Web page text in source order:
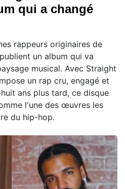
qui a changé
rappeurs originaires de
un album qui va
musical. Avec Straight
un rap cru, engagé et
ans plus tard, ce disque
l'une des œuvres les
du hip-hop.